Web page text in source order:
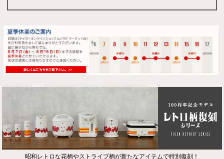
昭和レトロな花柄やストライプ柄が新たなアイテムで特別復刻！